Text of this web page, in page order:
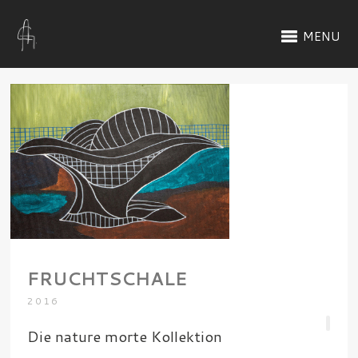
MENU
FRUCHTSCHALE
2016
Die nature morte Kollektion